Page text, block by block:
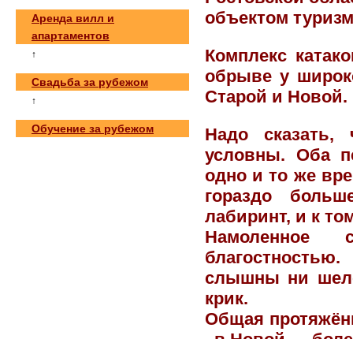
объектом
Комплекс
обрыве у
Старой и Новой.
Надо сказать,
условны. Оба
одно и то же
гораздо
лабиринт, и к
Намоленное
слышны ни
крик.
Общая
Аренда вилл и
апартаментов
↑
Свадьба за рубежом
↑
Обучение за рубежом